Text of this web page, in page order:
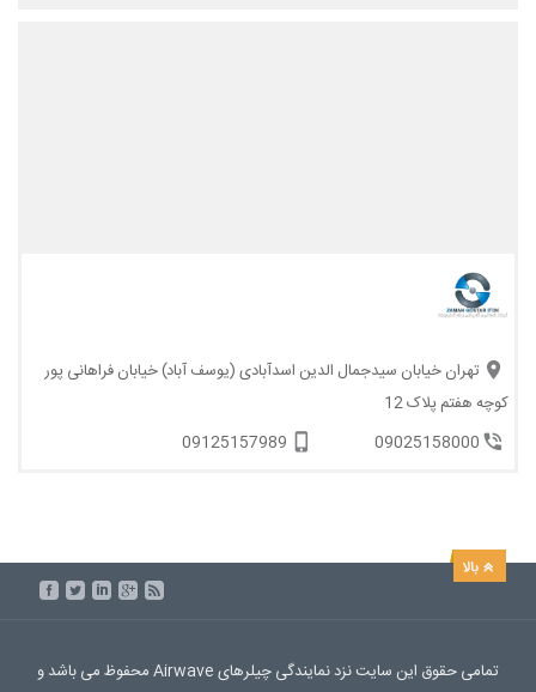
تهران خیابان سیدجمال الدین اسدآبادی (یوسف آباد) خیابان فراهانی پور
کوچه هفتم پلاک 12
09025158000
09125157989
تمامی حقوق این سایت نزد نمایندگی چیلرهای Airwave محفوظ می باشد و